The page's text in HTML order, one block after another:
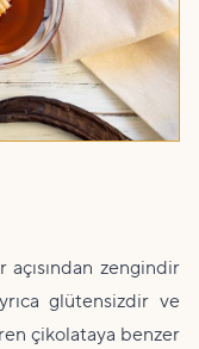
zengindir
glütensizdir ve
çikolataya benzer